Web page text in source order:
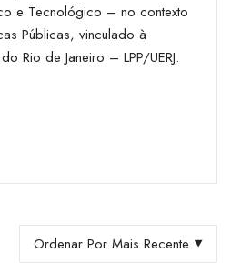
e Tecnológico – no contexto
Públicas, vinculado à
Rio de Janeiro – LPP/UERJ.
Ordenar Por Mais Recente